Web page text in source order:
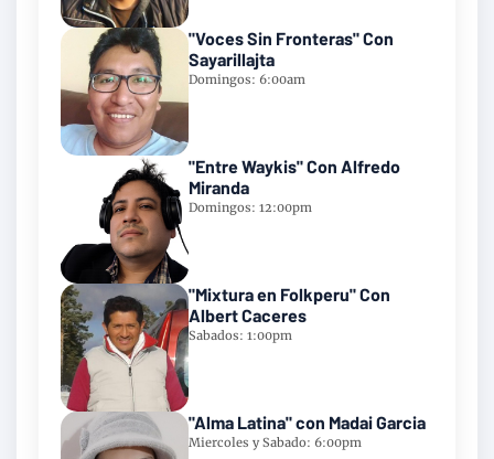
"Voces Sin Fronteras" Con
Sayarillajta
Domingos: 6:00am
"Entre Waykis" Con Alfredo
Miranda
Domingos: 12:00pm
"Mixtura en Folkperu" Con
Albert Caceres
Sabados: 1:00pm
"Alma Latina" con Madai Garcia
Miercoles y Sabado: 6:00pm